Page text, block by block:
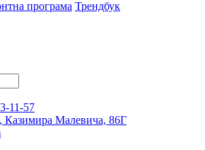
програма Трендбук
11-57
Казимира Малевича, 86Г